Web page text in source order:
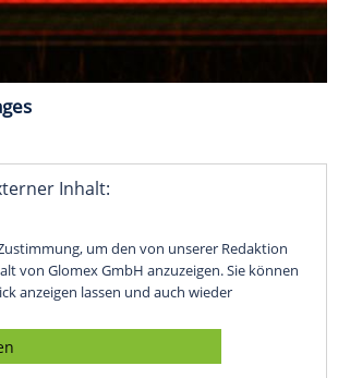
Inhalt:
um den von unserer Redaktion
von Glomex GmbH anzuzeigen. Sie können
anzeigen lassen und auch wieder